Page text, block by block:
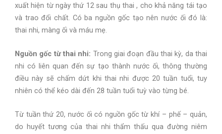
xuất hiện từ ngày thứ 12 sau thụ thai , cho khả năng tái tạo
và trao đổi chất. Có ba nguồn gốc tạo nên nước ối đó là:
thai nhi, màng ối và máu mẹ.
Nguồn gốc từ thai nhi: Trong giai đoạn đầu thai kỳ, da thai
nhi có liên quan đến sự tạo thành nước ối, thông thường
điều này sẽ chấm dứt khi thai nhi được 20 tuần tuổi, tuy
nhiên có thể kéo dài đến 28 tuần tuổi tuỳ vào từng bé.
Từ tuần thứ 20, nước ối có nguồn gốc từ khí – phế – quản,
do huyết tương của thai nhi thẩm thấu qua đường niêm